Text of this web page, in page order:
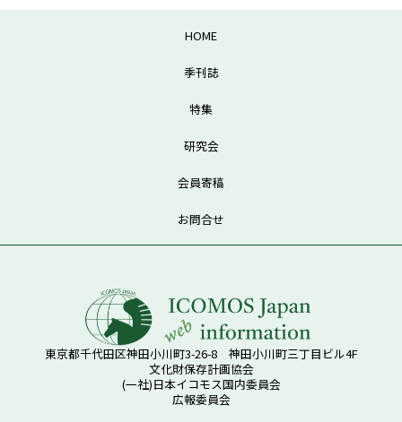
HOME
季刊誌
特集
研究会
会員寄稿
お問合せ
東京都千代田区神田小川町3-26-8 神田小川町三丁目ビル4F
文化財保存計画協会
(一社)日本イコモス国内委員会
広報委員会